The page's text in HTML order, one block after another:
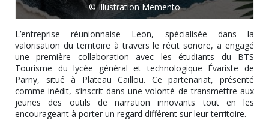
© Illustration Memento
L’entreprise réunionnaise Leon, spécialisée dans la
valorisation du territoire à travers le récit sonore, a engagé
une première collaboration avec les étudiants du BTS
Tourisme du lycée général et technologique Évariste de
Parny, situé à Plateau Caillou. Ce partenariat, présenté
comme inédit, s’inscrit dans une volonté de transmettre aux
jeunes des outils de narration innovants tout en les
encourageant à porter un regard différent sur leur territoire.